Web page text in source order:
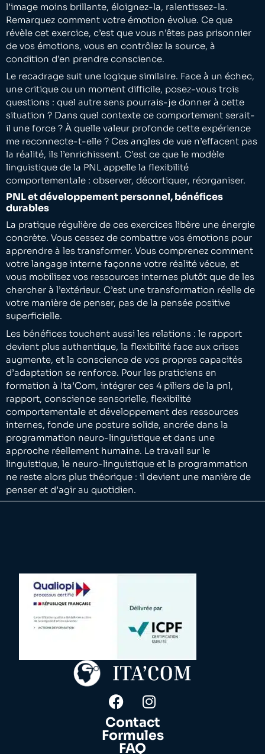
l’image moins brillante, éloignez-la, ralentissez-la.
Remarquez comment votre émotion évolue. Ce que
révèle cet exercice, c’est que vous n’êtes pas prisonnier
de vos émotions, vous en contrôlez la source, à
condition d’en prendre conscience.
Le recadrage suit une logique similaire. Face à un échec,
une critique ou un moment difficile, posez-vous trois
questions : quel autre sens pourrais-je donner à cette
situation ? Dans quel contexte ce comportement serait-
il une force ? À quelle valeur profonde cette expérience
me reconnecte-t-elle ? Ces angles de vue n’effacent pas
la réalité, ils l’enrichissent. C’est ce que le modèle
linguistique de la PNL appelle la flexibilité
comportementale : observer, décortiquer, réorganiser.
PNL et développement personnel, bénéfices
durables
La pratique régulière de ces exercices libère une énergie
concrète. Vous cessez de combattre vos émotions pour
apprendre à les transformer. Vous comprenez comment
votre langage interne façonne votre réalité vécue, et
vous mobilisez vos ressources internes plutôt que de les
chercher à l’extérieur. C’est une transformation réelle de
votre manière de penser, pas de la pensée positive
superficielle.
Les bénéfices touchent aussi les relations : le rapport
devient plus authentique, la flexibilité face aux crises
augmente, et la conscience de vos propres capacités
d’adaptation se renforce. Pour les praticiens en
formation à Ita’Com, intégrer ces 4 piliers de la pnl,
rapport, conscience sensorielle, flexibilité
comportementale et développement des ressources
internes, fonde une posture solide, ancrée dans la
programmation neuro-linguistique et dans une
approche réellement humaine. Le travail sur le
linguistique, le neuro-linguistique et la programmation
ne reste alors plus théorique : il devient une manière de
penser et d’agir au quotidien.
Contact
Formules
FAQ